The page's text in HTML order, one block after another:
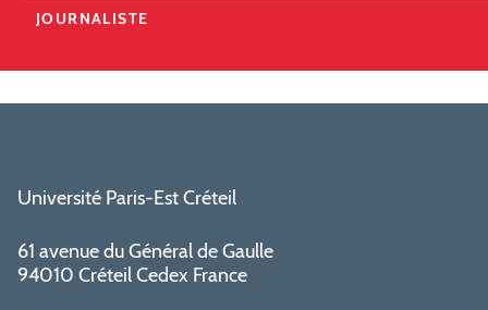
JOURNALISTE
Université Paris-Est Créteil
61 avenue du Général de Gaulle
94010 Créteil Cedex France